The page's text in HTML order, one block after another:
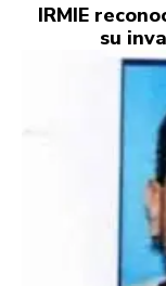
IRMIE
su